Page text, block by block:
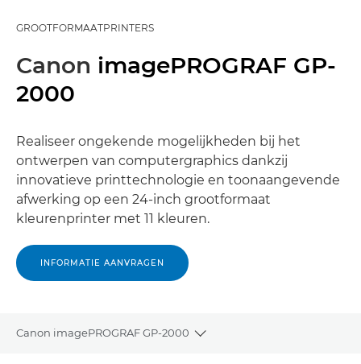
GROOTFORMAATPRINTERS
Canon imagePROGRAF GP-
2000
Realiseer ongekende mogelijkheden bij het
ontwerpen van computergraphics dankzij
innovatieve printtechnologie en toonaangevende
afwerking op een 24-inch grootformaat
kleurenprinter met 11 kleuren.
INFORMATIE AANVRAGEN
Canon imagePROGRAF GP-2000
Toggle breadcrumbs